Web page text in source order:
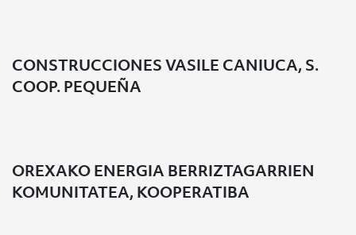
CONSTRUCCIONES VASILE CANIUCA, S.
COOP. PEQUEÑA
OREXAKO ENERGIA BERRIZTAGARRIEN
KOMUNITATEA, KOOPERATIBA